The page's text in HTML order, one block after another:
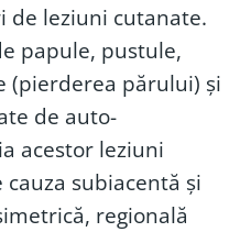
de leziuni cutanate.
papule, pustule,
(pierderea părului) și
de auto-
acestor leziuni
subiacentă și
regională